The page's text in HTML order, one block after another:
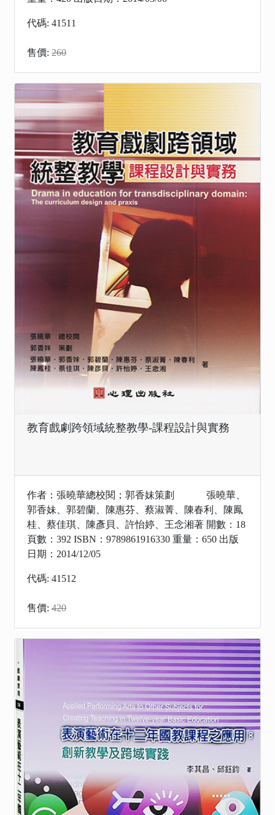
代碼: 41511
售價: 260
教育戲劇跨領域統整教學-課程設計與實務
作者：張曉華總校閱；郭香妹策劃 張曉華、
郭香妹、郭碧蘭、陳惠芬、蔡淑菁、陳春利、陳鳳
桂、蔡佳琪、陳彥貝、許怡婷、王念湘著 開數：18
頁數：392 ISBN：9789861916330 重量：650 出版
日期：2014/12/05
代碼: 41512
售價: 420